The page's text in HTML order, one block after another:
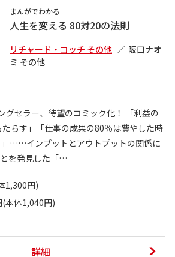
まんがでわかる
人生を変える 80対20の法則
リチャード・コッチ その他
阪口ナオ
ミ その他
グセラー、待望のコミック化！ 「利益の
らす」「仕事の成果の80％は費やした時
……インプットとアウトプットの関係に
を発見した「…
1,300円)
本体1,040円)
詳細